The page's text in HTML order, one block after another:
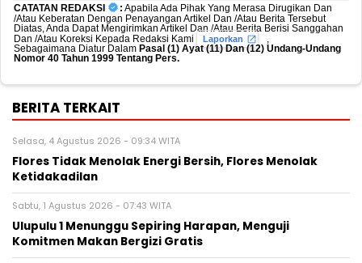
CATATAN REDAKSI : Apabila Ada Pihak Yang Merasa Dirugikan Dan
/Atau Keberatan Dengan Penayangan Artikel Dan /Atau Berita Tersebut
Diatas, Anda Dapat Mengirimkan Artikel Dan /Atau Berita Berisi Sanggahan
Dan /Atau Koreksi Kepada Redaksi Kami
Laporkan
,
Sebagaimana Diatur Dalam Pasal (1) Ayat (11) Dan (12) Undang-Undang
Nomor 40 Tahun 1999 Tentang Pers.
BERITA TERKAIT
Selasa, 4 Agustus 2026 - 09:34 WITA
Flores Tidak Menolak Energi Bersih, Flores Menolak
Ketidakadilan
Sabtu, 1 Agustus 2026 - 07:43 WITA
Ulupulu 1 Menunggu Sepiring Harapan, Menguji
Komitmen Makan Bergizi Gratis